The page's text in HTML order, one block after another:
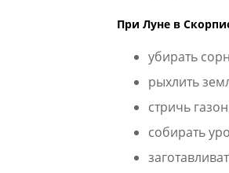
При Луне в
убирать
рыхлить
стричь
собирать